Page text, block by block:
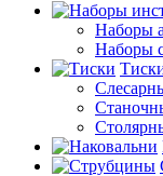
Наборы
Наборы